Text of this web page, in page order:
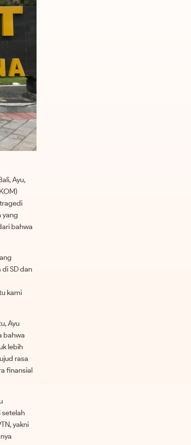
Ayu,
yang
bahwa
SD dan
kami
Ayu
bahwa
lebih
rasa
finansial
setelah
yakni